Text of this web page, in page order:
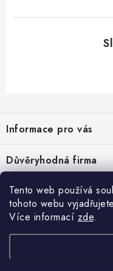
Tento web používá
tohoto webu
Více informací zde.
p
a
t
Informace pro vás
Velkoobchod
O nás
Kontakty
Náhradní plnění
Důvěryhodná firma
Ověřeno zákazníky